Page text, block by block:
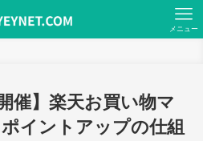
メニュー
催】楽天お買い物マ
イントアップの仕組